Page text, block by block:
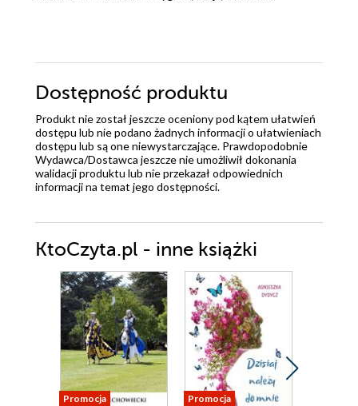
Dostępność produktu
Produkt nie został jeszcze oceniony pod kątem ułatwień
dostępu lub nie podano żadnych informacji o ułatwieniach
dostępu lub są one niewystarczające. Prawdopodobnie
Wydawca/Dostawca jeszcze nie umożliwił dokonania
walidacji produktu lub nie przekazał odpowiednich
informacji na temat jego dostępności.
KtoCzyta.pl - inne książki
Promocja Promocja